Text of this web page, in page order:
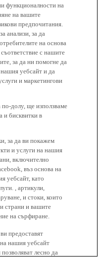
функционалности на
на вашите
предпочитания.
анализи, за да
на основа
с нашите
за да ни помогне да
нашия уебсайт и да
и маркетингови
по-долу, ще използваме
и бисквитки в
за да ви покажем
и услуги на нашия
включително
въз основа на
уебсайт, като
, артикули,
и стоки, които
страни и вашите
на сърфиране.
предоставят
нашия уебсайт
лесно да